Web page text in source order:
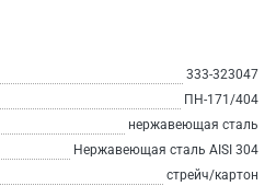
333-323047
ПН-171/404
нержавеющая сталь
Нержавеющая сталь AISI 304
стрейч/картон